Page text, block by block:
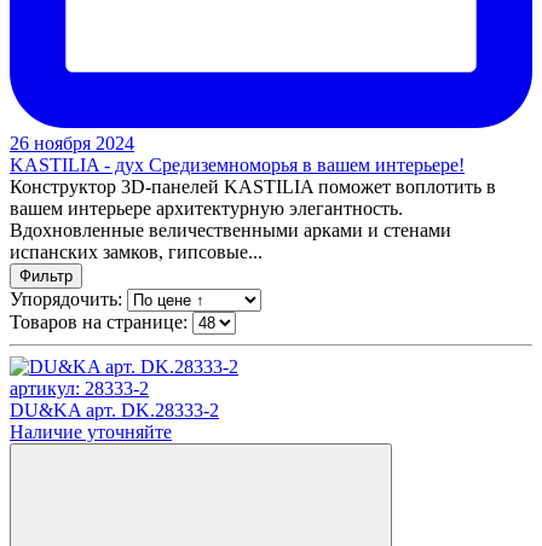
26 ноября 2024
KASTILIA - дух Средиземноморья в вашем интерьере!
Конструктор 3D-панелей KASTILIA поможет воплотить в
вашем интерьере архитектурную элегантность.
Вдохновленные величественными арками и стенами
испанских замков, гипсовые...
Фильтр
Упорядочить:
Товаров на странице:
артикул: 28333-2
DU&KA арт. DK.28333-2
Наличие уточняйте